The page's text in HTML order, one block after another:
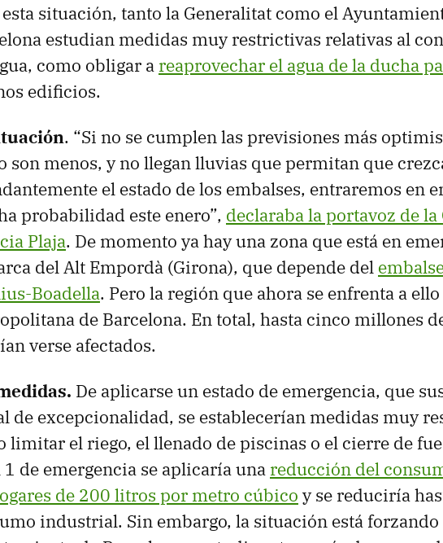
situación, tanto la Generalitat como el
estudian medidas muy restrictivas relativas al
como obligar a reaprovechar el agua de la ducha
edificios.
. “Si no se cumplen las previsiones más
son menos, y no llegan lluvias que permitan que
el estado de los embalses, entraremos en
probabilidad este enero”, declaraba la portavoz de
Plaja. De momento ya hay una zona que está en
del Alt Empordà (Girona), que depende del
Boadella. Pero la región que ahora se enfrenta a ello
de Barcelona. En total, hasta cinco millones
verse afectados.
De aplicarse un estado de emergencia, que
de excepcionalidad, se establecerían medidas muy
limitar el riego, el llenado de piscinas o el cierre de
de emergencia se aplicaría una reducción del
de 200 litros por metro cúbico y se reduciría
industrial. Sin embargo, la situación está forzando